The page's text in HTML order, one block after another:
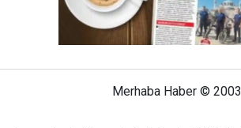
Merhaba Haber © 2003